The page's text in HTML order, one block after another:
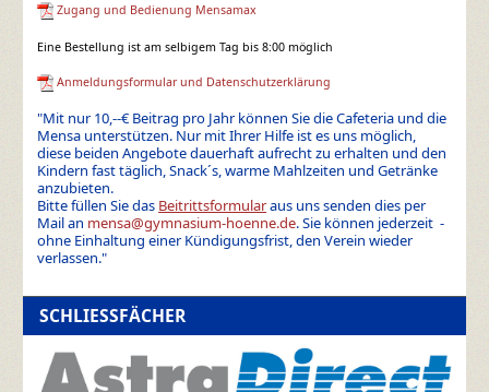
Zugang und Bedienung Mensamax
Eine Bestellung ist am selbigem Tag bis 8:00 möglich
Anmeldungsformular und Datenschutzerklärung
"Mit nur 10,--€ Beitrag pro Jahr können Sie die Cafeteria und die
Mensa unterstützen. Nur mit Ihrer Hilfe ist es uns möglich,
diese beiden Angebote dauerhaft aufrecht zu erhalten und den
Kindern fast täglich, Snack´s, warme Mahlzeiten und Getränke
anzubieten.
Bitte füllen Sie das Beitrittsformularaus uns senden dies per
Mail an mensa@gymnasium-hoenne.de. Sie können jederzeit -
ohne Einhaltung einer Kündigungsfrist, den Verein wieder
verlassen."
SCHLIESSFÄCHER